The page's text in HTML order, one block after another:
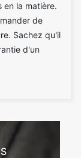
en la matière.
de
Sachez qu'il
d'un